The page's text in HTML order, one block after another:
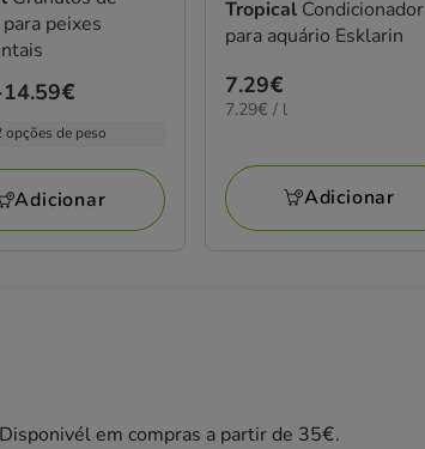
peixes
14.59€
opções de peso
Adicionar
Tropical Condicionador
para aquário Esklarin
Preço
7.29€
7.29€
7.29€
7.29€ / l
Adicionar
em compras a partir de 35€.